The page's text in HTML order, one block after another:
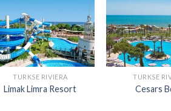
TURKSE RIVIERA
Limak Limra Resort
TURKSE
Cesars